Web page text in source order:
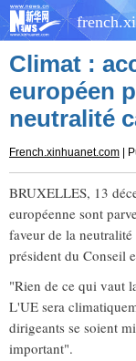
Climat :
européen
neutralité
French.xinhuanet.com |
BRUXELLES, 13
européenne sont
faveur de la
président du Conseil
"Rien de ce qui vaut
L'UE sera
dirigeants se soient
important".